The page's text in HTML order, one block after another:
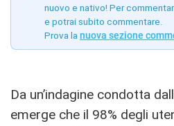
nuovo e nativo! Per
e potrai subito commentare.
Prova la nuova sezione
Da un’indagine condotta
emerge che il 98% degli